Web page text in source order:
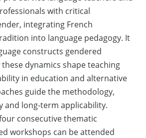
with critical
integrating French
into language pedagogy. It
constructs gendered
dynamics shape teaching
in education and alternative
guide the methodology,
and long-term applicability.
consecutive thematic
workshops can be attended